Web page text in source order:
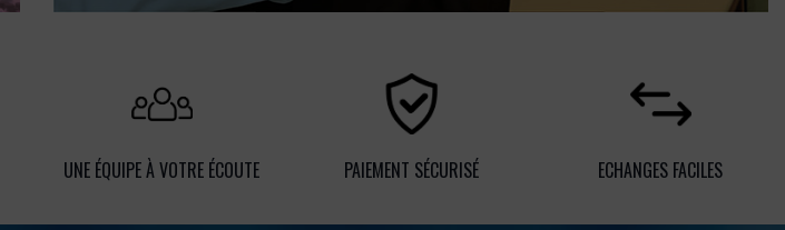
UNE ÉQUIPE À VOTRE ÉCOUTE PAIEMENT SÉCURISÉ ECHANGES FACILES